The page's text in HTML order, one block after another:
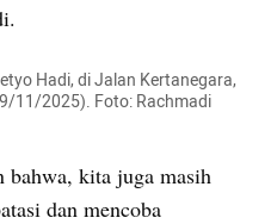
Hadi, di Jalan Kertanegara,
11/2025). Foto: Rachmadi
bahwa, kita juga masih
dan mencoba